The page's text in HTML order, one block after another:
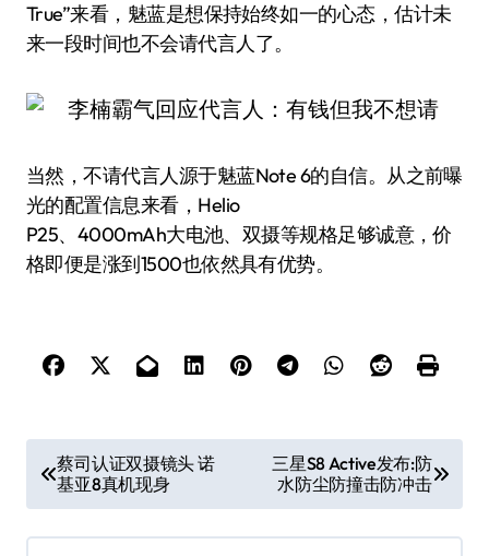
True”来看，魅蓝是想保持始终如一的心态，估计未
来一段时间也不会请代言人了。
当然，不请代言人源于魅蓝Note 6的自信。从之前曝
光的配置信息来看，Helio
P25、4000mAh大电池、双摄等规格足够诚意，价
格即便是涨到1500也依然具有优势。
章
导
蔡司认证双摄镜头 诺
基亚8真机现身
三星S8 Active发布:防
水防尘防撞击防冲击